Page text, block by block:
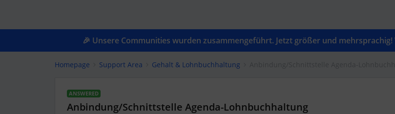
🎉 Unsere Communities wurden zusammengeführt. Jetzt größer und mehrsprachig!
Homepage Support Area Gehalt & Lohnbuchhaltung
ANSWERED
Anbindung/Schnittstelle Agenda-Lohnbuchhaltung